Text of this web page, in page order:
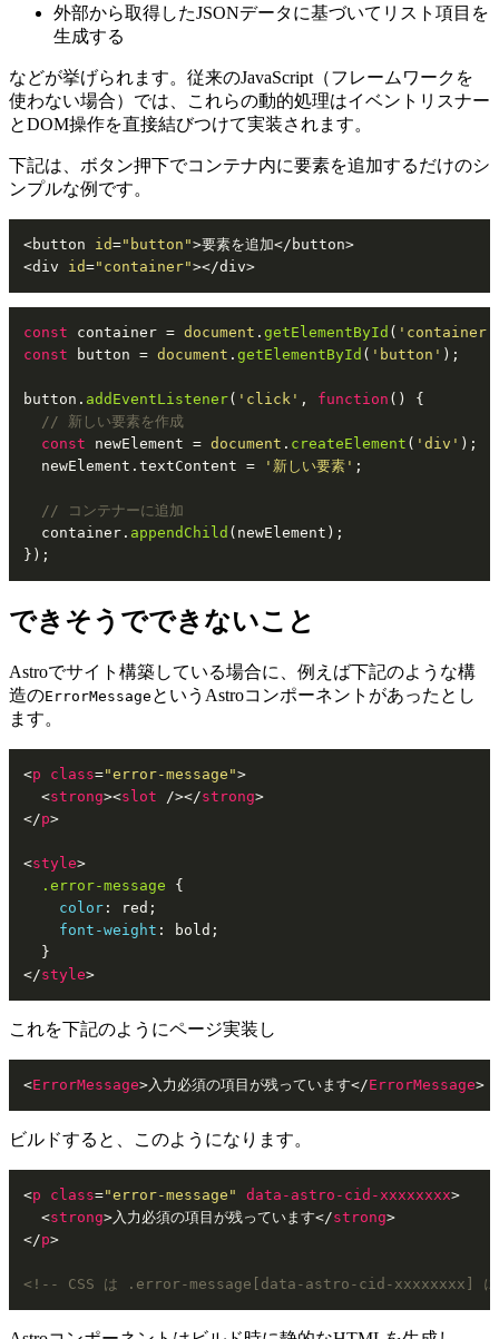
外部から取得したJSONデータに基づいてリスト項目を
生成する
などが挙げられます。従来のJavaScript（フレームワークを
使わない場合）では、これらの動的処理はイベントリスナー
とDOM操作を直接結びつけて実装されます。
下記は、ボタン押下でコンテナ内に要素を追加するだけのシ
ンプルな例です。
<button id="button">要素を追加</button>
<div id="container"></div>
const container = document . getElementById ( 'container'
const button = document . getElementById ( 'button' );
button. addEventListener( 'click' , function ( ) {
// 新しい要素を作成
const newElement = document . createElement ( 'div' );
  newElement.
textContent = '新しい要素' ;
// コンテナーに追加
  container.
appendChild (newElement);
});
できそうでできないこと
Astroでサイト構築している場合に、例えば下記のような構
造のErrorMessage というAstroコンポーネントがあったとし
ます。
<p class="error-message">
<strong><slot /></strong>
</p>
<style>
.error-message {
color : red;
font-weight : bold;
</style>
これを下記のようにページ実装し
<ErrorMessage> 入力必須の項目が残っています</ErrorMessage>
ビルドすると、このようになります。
<p class="error-message" data-astro-cid-xxxxxxxx>
<strong> 入力必須の項目が残っています</strong>
</p>
<!-- CSS は .error-message[data-astro-cid-xxxxxxxx] に